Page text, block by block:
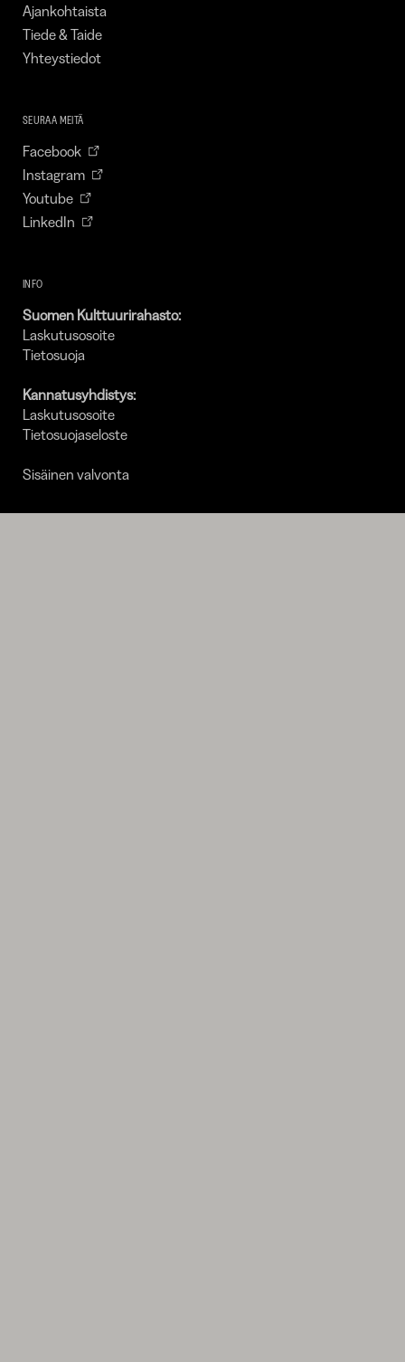
Ajankohtaista
Tiede & Taide
Yhteystiedot
SEURAA MEITÄ
Facebook
Instagram
Youtube
LinkedIn
INFO
Suomen Kulttuurirahasto:
Laskutusosoite
Tietosuoja
Kannatusyhdistys:
Laskutusosoite
Tietosuojaseloste
Sisäinen valvonta